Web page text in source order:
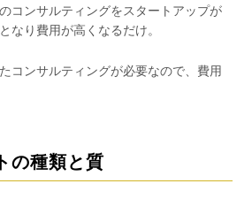
コンサルティングをスタートアップが
なり費用が高くなるだけ。
コンサルティングが必要なので、費用
の種類と質